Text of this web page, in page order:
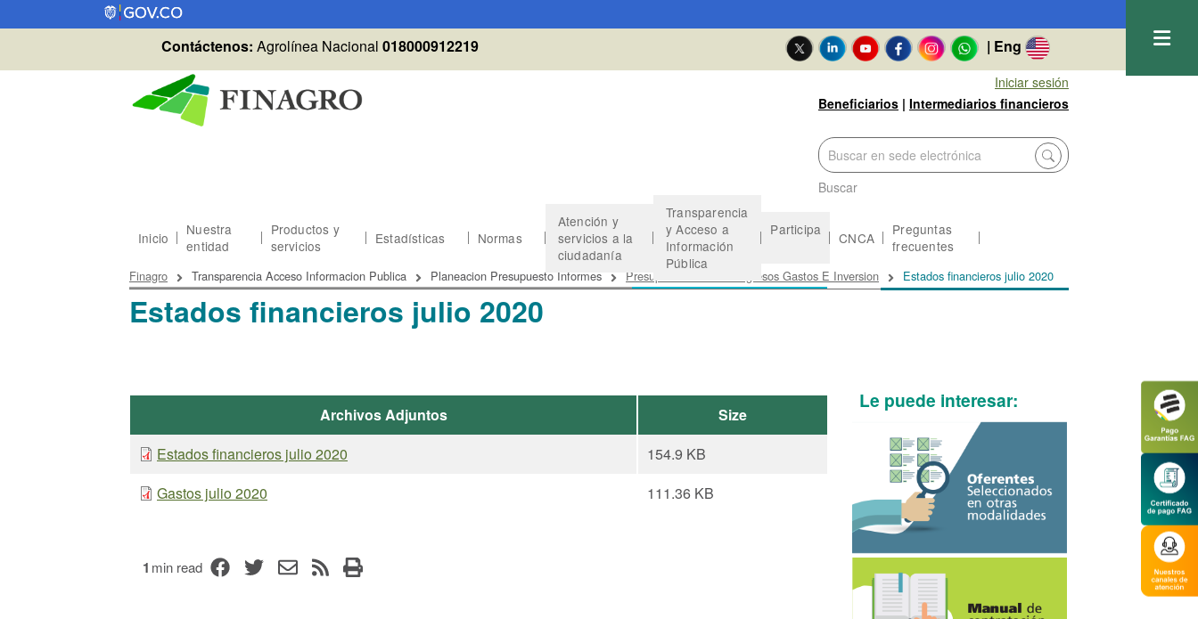
Pasar al contenido principal
Contáctenos: Agrolínea Nacional 018000912219 | Eng
Iniciar sesión
Beneficiarios | Intermediarios financieros
Buscar
Inicio
Nuestra
entidad
Productos y
servicios
Estadísticas Normas
Atención y
servicios a la
ciudadanía
Transparencia
y Acceso a
Información
Pública
Participa CNCA
Preguntas
frecuentes
Estados financieros julio 2020
Sobrescribir enlaces de ayuda a la navegación
Finagro Transparencia Acceso Informacion Publica Planeacion Presupuesto Informes Presupuesto General Ingresos Gastos E Inversion Estados financieros julio 2020
Archivos Adjuntos
Size
Estados financieros julio 2020
154.9 KB
Gastos julio 2020
111.36 KB
1 min read
Le puede interesar: